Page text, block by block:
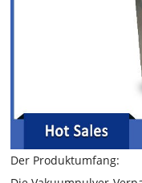
Der Produktumfang: